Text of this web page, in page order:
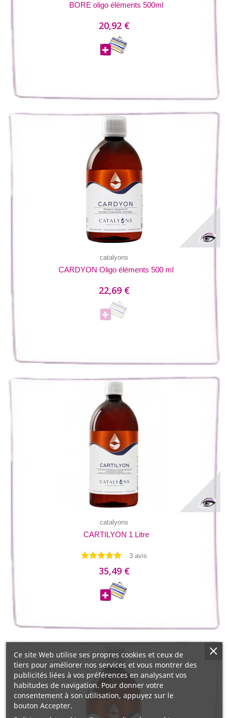
BORE oligo éléments 500ml
20,92 €
catalyons
CARDYON Oligo éléments 500 ml
22,69 €
catalyons
CARTILYON 1 Litre
3 avis
35,49 €
Ce site Web utilise ses propres cookies et ceux de
tiers pour améliorer nos services et vous montrer des
publicités liées à vos préférences en analysant vos
habitudes de navigation. Pour donner votre
consentement à son utilisation, appuyez sur le
bouton Accepter.